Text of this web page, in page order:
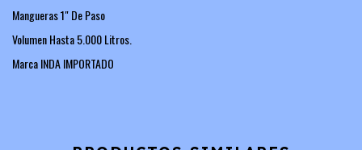
Mangueras 1" De Paso
Volumen Hasta 5.000 Litros.
Marca INDA IMPORTADO